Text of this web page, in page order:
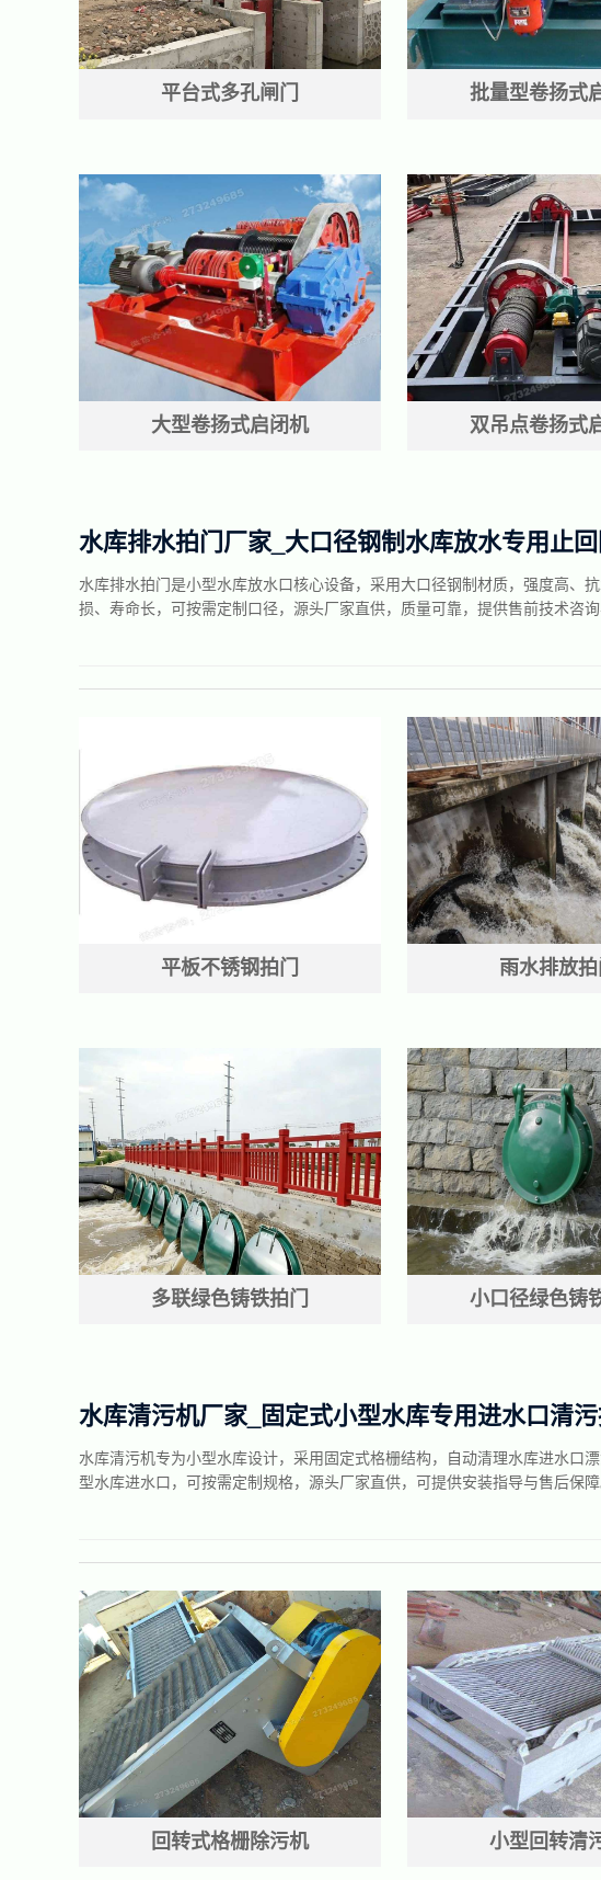
平台式多孔闸门 批量型卷扬式
大型卷扬式启闭机 双吊点卷扬式
水库排水拍门厂家_大口径钢制水库放水专用止
水库排水拍门是小型水库放水口核心设备，采用大口径钢制材质，强度高
损、寿命长，可按需定制口径，源头厂家直供，质量可靠，提供售前技术咨询
平板不锈钢拍门 雨水排放
多联绿色铸铁拍门 小口径绿色铸
水库清污机厂家_固定式小型水库专用进水口清
水库清污机专为小型水库设计，采用固定式格栅结构，自动清理水库进水口
型水库进水口，可按需定制规格，源头厂家直供，可提供安装指导与售后保障
回转式格栅除污机 小型回转清